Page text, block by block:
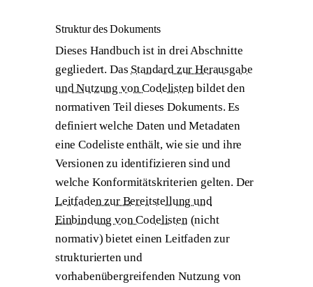
Struktur des Dokuments
Dieses Handbuch ist in drei Abschnitte
gegliedert. Das Standard zur Herausgabe
und Nutzung von Codelistenbildet den
normativen Teil dieses Dokuments. Es
definiert welche Daten und Metadaten
eine Codeliste enthält, wie sie und ihre
Versionen zu identifizieren sind und
welche Konformitätskriterien gelten. Der
Leitfaden zur Bereitstellung und
Einbindung von Codelisten(nicht
normativ) bietet einen Leitfaden zur
strukturierten und
vorhabenübergreifenden Nutzung von